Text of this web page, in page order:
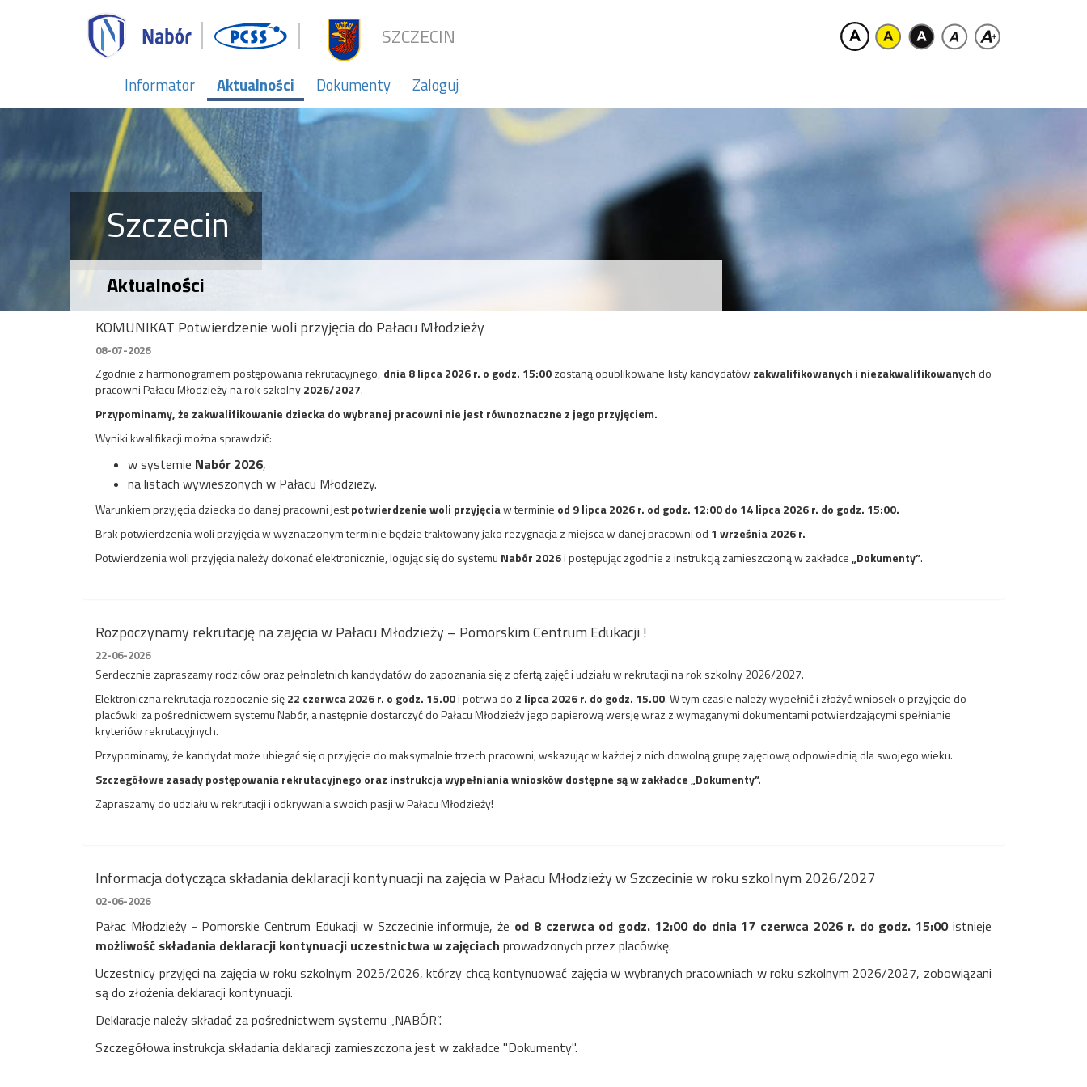
SZCZECIN
Informator Aktualności Dokumenty Zaloguj
Szczecin
Aktualności
KOMUNIKAT Potwierdzenie woli przyjęcia do Pałacu Młodzieży
08-07-2026
Zgodnie z harmonogramem postępowania rekrutacyjnego, dnia 8 lipca2026 r. o godz. 15:00zostaną opublikowane listy kandydatówzakwalifikowanych i niezakwalifikowanych do
pracowni Pałacu Młodzieży na rok szkolny2026/2027.
Przypominamy, że zakwalifikowanie dziecka do wybranej pracowni nie jest równoznaczne z jego przyjęciem.
Wyniki kwalifikacji można sprawdzić:
w systemie Nabór 2026,
na listach wywieszonych w Pałacu Młodzieży.
Warunkiem przyjęcia dziecka do danej pracowni jestpotwierdzenie woli przyjęciaw terminie od 9 lipca 2026 r. od godz. 12:00 do 14 lipca 2026 r. do godz. 15:00.
Brak potwierdzenia woli przyjęcia w wyznaczonym terminie będzie traktowany jako rezygnacja z miejsca w danej pracowni od 1 września 2026 r.
Potwierdzenia woli przyjęcia należy dokonać elektronicznie, logując się do systemu Nabór 2026i postępując zgodnie z instrukcją zamieszczoną w zakładce„Dokumenty”.
Rozpoczynamy rekrutację na zajęcia w Pałacu Młodzieży – Pomorskim Centrum Edukacji !
22-06-2026
Serdecznie zapraszamy rodziców oraz pełnoletnich kandydatów do zapoznania się z ofertą zajęć i udziału w rekrutacji na rok szkolny 2026/2027.
Elektroniczna rekrutacja rozpocznie się22 czerwca 2026 r. o godz. 15.00i potrwa do 2 lipca 2026 r. do godz. 15.00. W tym czasie należy wypełnić i złożyć wniosek o przyjęcie do
placówki za pośrednictwem systemu Nabór, a następnie dostarczyć do Pałacu Młodzieży jego papierową wersję wraz z wymaganymi dokumentami potwierdzającymi spełnianie
kryteriów rekrutacyjnych.
Przypominamy, że kandydat może ubiegać się o przyjęcie do maksymalnie trzech pracowni, wskazując w każdej z nich dowolną grupę zajęciową odpowiednią dla swojego wieku.
Szczegółowe zasady postępowania rekrutacyjnego oraz instrukcja wypełniania wniosków dostępne są w zakładce „Dokumenty”.
Zapraszamy do udziału w rekrutacji i odkrywania swoich pasji w Pałacu Młodzieży!
Informacja dotycząca składania deklaracji kontynuacji na zajęcia w Pałacu Młodzieży w Szczecinie w roku szkolnym 2026/2027
02-06-2026
Pałac Młodzieży - Pomorskie Centrum Edukacji w Szczecinie informuje, że od 8 czerwca od godz. 12:00 do dnia 17 czerwca 2026 r. do godz. 15:00istnieje
możliwość składania deklaracji kontynuacji uczestnictwa w zajęciach prowadzonych przez placówkę.
Uczestnicy przyjęci na zajęcia w roku szkolnym 2025/2026, którzy chcą kontynuować zajęcia w wybranych pracowniach w roku szkolnym 2026/2027, zobowiązani
są do złożenia deklaracji kontynuacji.
Deklaracje należy składać za pośrednictwem systemu „NABÓR”.
Szczegółowa instrukcja składania deklaracji zamieszczona jest w zakładce "Dokumenty".